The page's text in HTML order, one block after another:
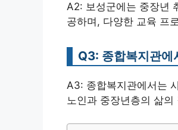
A2: 보성군에는 중장년
공하며, 다양한 교육 프
Q3: 종합복지관에
A3: 종합복지관에서는
노인과 중장년층의 삶